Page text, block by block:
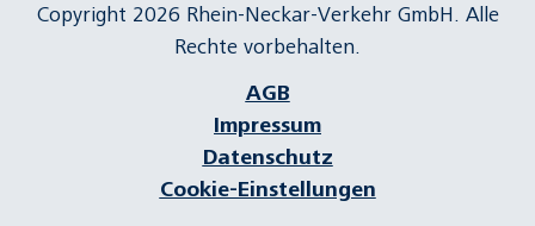
Copyright 2026 Rhein-Neckar-Verkehr GmbH. Alle
Rechte vorbehalten.
AGB
Impressum
Datenschutz
Cookie-Einstellungen